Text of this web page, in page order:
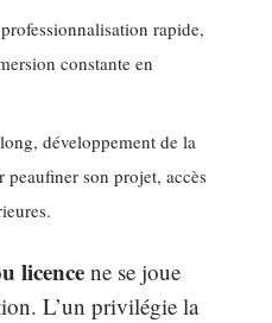
rapide,
constante en
développement de la
son projet, accès
licencene se joue
L’un privilégie la